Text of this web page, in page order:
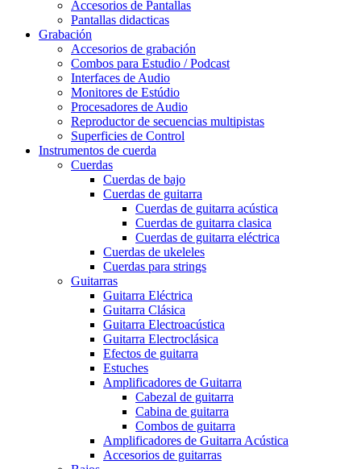
Accesorios de Pantallas
Pantallas didacticas
Grabación
Accesorios de grabación
Combos para Estudio / Podcast
Interfaces de Audio
Monitores de Estúdio
Procesadores de Audio
Reproductor de secuencias multipistas
Superficies de Control
Instrumentos de cuerda
Cuerdas
Cuerdas de bajo
Cuerdas de guitarra
Cuerdas de guitarra acústica
Cuerdas de guitarra clasica
Cuerdas de guitarra eléctrica
Cuerdas de ukeleles
Cuerdas para strings
Guitarras
Guitarra Eléctrica
Guitarra Clásica
Guitarra Electroacústica
Guitarra Electroclásica
Efectos de guitarra
Estuches
Amplificadores de Guitarra
Cabezal de guitarra
Cabina de guitarra
Combos de guitarra
Amplificadores de Guitarra Acústica
Accesorios de guitarras